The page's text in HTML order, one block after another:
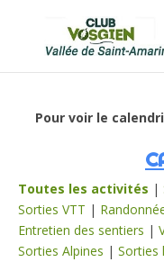
Pour voir le
Toutes les activités |
Sorties VTT |
Entretien des sentiers |
Sorties Alpines | Sorties